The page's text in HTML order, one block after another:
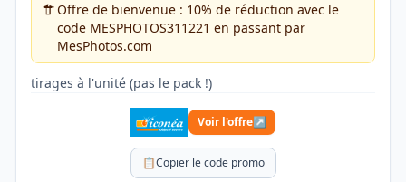
Offre de bienvenue : 10% de réduction avec le
code MESPHOTOS311221 en passant par
MesPhotos.com
tirages à l'unité (pas le pack !)
Voir l'offre↗
📋Copier le code promo